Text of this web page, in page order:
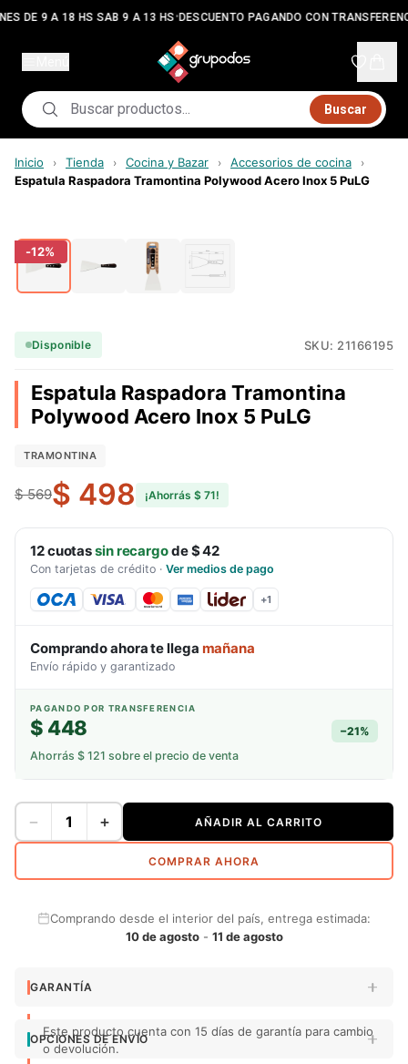
DE 9 A 18 HS SAB 9 A 13 HS•DESCUENTO PAGANDO CON
Buscar
Inicio › Tienda › Cocina y Bazar › Accesorios de cocina ›
Espatula Raspadora Tramontina Polywood Acero Inox 5 PuLG
-12%
Disponible SKU: 21166195
Espatula Raspadora Tramontina
Polywood Acero Inox 5 PuLG
TRAMONTINA
$ 569$ 498 ¡Ahorrás $ 71!
12cuotassin recargode$ 42
Con tarjetas de crédito · Ver medios de pago
+1
Comprando ahora te llega mañana
Envío rápido y garantizado
PAGANDO POR TRANSFERENCIA
$ 448 −21%
Ahorrás $ 121 sobre el precio de venta
− + AÑADIR AL CARRITO
COMPRAR AHORA
Comprando desde el interior del país, entrega estimada:
10 de agosto- 11 de agosto
GARANTÍA
Este producto cuenta con 15 días de garantía para cambio
o devolución.
OPCIONES DE ENVÍO